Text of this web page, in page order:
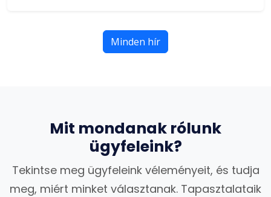
Minden hír
Mit mondanak rólunk
ügyfeleink?
Tekintse meg ügyfeleink véleményeit, és tudja
meg, miért minket választanak. Tapasztalataik